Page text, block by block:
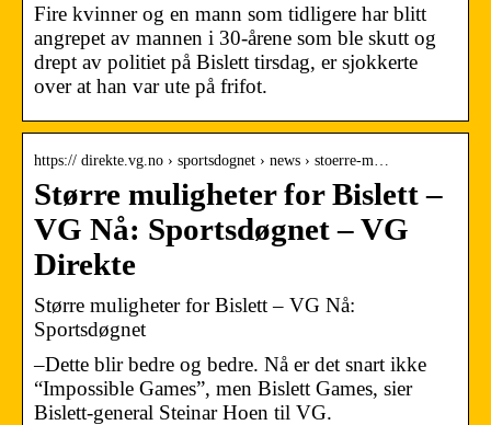
Fire kvinner og en mann som tidligere har blitt
angrepet av mannen i 30-årene som ble skutt og
drept av politiet på Bislett tirsdag, er sjokkerte
over at han var ute på frifot.
https:// direkte.vg.no › sportsdognet › news › stoerre-m…
Større muligheter for Bislett –
VG Nå: Sportsdøgnet – VG
Direkte
Større muligheter for Bislett – VG Nå:
Sportsdøgnet
–Dette blir bedre og bedre. Nå er det snart ikke
“Impossible Games”, men Bislett Games, sier
Bislett-general Steinar Hoen til VG.